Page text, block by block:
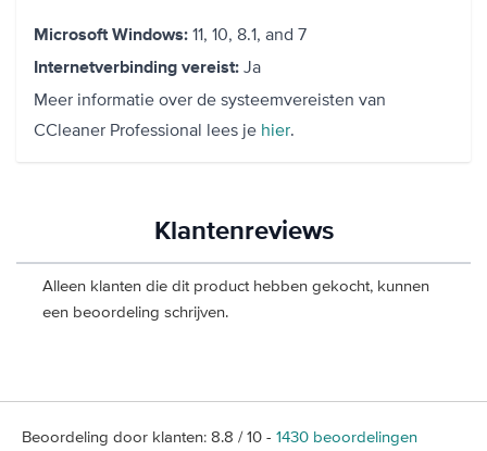
Microsoft Windows: 11, 10, 8.1, and 7
Internetverbinding vereist: Ja
Meer informatie over de systeemvereisten van
CCleaner Professional lees je hier
Klantenreviews
Alleen klanten die dit product hebben gekocht, kunnen
een beoordeling schrijven.
Beoordeling door klanten: 8.8 /10 - 1430 beoordelingen